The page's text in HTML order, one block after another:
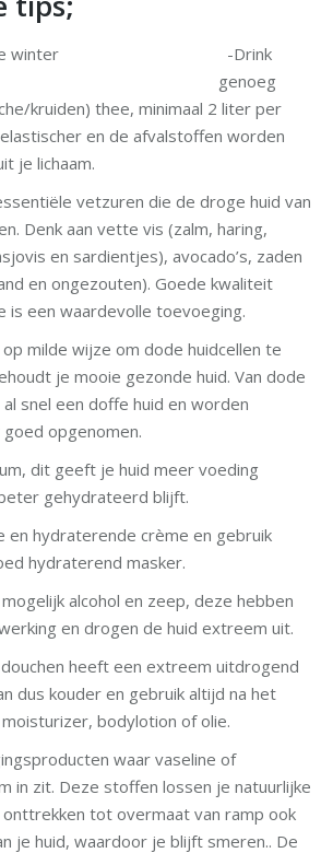
-Drink
genoeg
kruiden) thee, minimaal 2 liter per
en de afvalstoffen worden
je lichaam.
vetzuren die de droge huid van
Denk aan vette vis (zalm, haring,
en sardientjes), avocado’s, zaden
en ongezouten). Goede kwaliteit
is een waardevolle toevoeging.
milde wijze om dode huidcellen te
je mooie gezonde huid. Van dode
snel een doffe huid en worden
opgenomen.
dit geeft je huid meer voeding
gehydrateerd blijft.
en hydraterende crème en gebruik
hydraterend masker.
alcohol en zeep, deze hebben
en drogen de huid extreem uit.
heeft een extreem uitdrogend
dus kouder en gebruik altijd na het
bodylotion of olie.
waar vaseline of
in zit. Deze stoffen lossen je natuurlijke
tot overmaat van ramp ook
je huid, waardoor je blijft smeren.. De